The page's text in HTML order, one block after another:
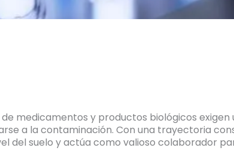
medicamentos y productos biológicos
a la contaminación. Con una trayectoria
del suelo y actúa como valioso colaborador